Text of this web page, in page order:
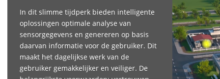
In dit slimme tijdperk bieden intelligente
oplossingen optimale analyse van
sensorgegevens en genereren op basis
daarvan informatie voor de gebruiker. Dit
maakt het dagelijkse werk van de
gebruiker gemakkelijker en veiliger. De